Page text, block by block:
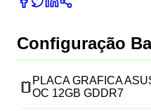
Configuração
PLACA GRAFICA
OC 12GB GDDR7